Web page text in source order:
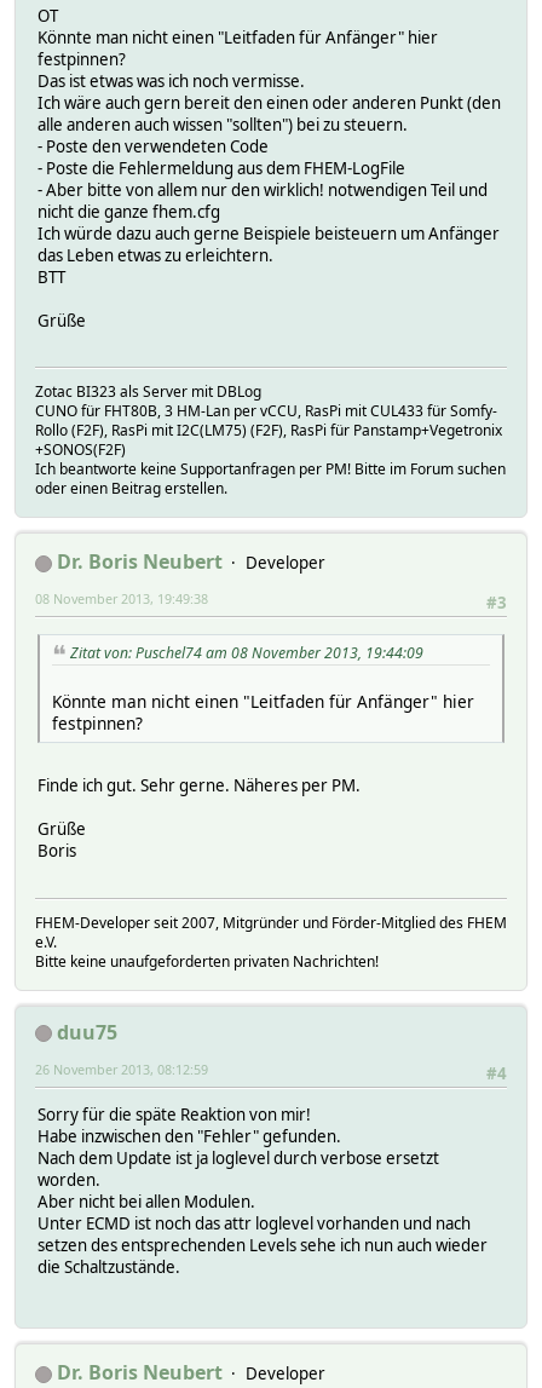
OT
Könnte man nicht einen "Leitfaden für Anfänger" hier
festpinnen?
Das ist etwas was ich noch vermisse.
Ich wäre auch gern bereit den einen oder anderen Punkt (den
alle anderen auch wissen "sollten") bei zu steuern.
- Poste den verwendeten Code
- Poste die Fehlermeldung aus dem FHEM-LogFile
- Aber bitte von allem nur den wirklich! notwendigen Teil und
nicht die ganze fhem.cfg
Ich würde dazu auch gerne Beispiele beisteuern um Anfänger
das Leben etwas zu erleichtern.
BTT
Grüße
Zotac BI323 als Server mit DBLog
CUNO für FHT80B, 3 HM-Lan per vCCU, RasPi mit CUL433 für Somfy-
Rollo (F2F), RasPi mit I2C(LM75) (F2F), RasPi für Panstamp+Vegetronix
+SONOS(F2F)
Ich beantworte keine Supportanfragen per PM! Bitte im Forum suchen
oder einen Beitrag erstellen.
Dr. Boris Neubert
Developer
#3
08 November 2013, 19:49:38
Zitat von: Puschel74 am 08 November 2013, 19:44:09
Könnte man nicht einen "Leitfaden für Anfänger" hier
festpinnen?
Finde ich gut. Sehr gerne. Näheres per PM.
Grüße
Boris
FHEM-Developer seit 2007, Mitgründer und Förder-Mitglied des FHEM
e.V.
Bitte keine unaufgeforderten privaten Nachrichten!
duu75
#4
26 November 2013, 08:12:59
Sorry für die späte Reaktion von mir!
Habe inzwischen den "Fehler" gefunden.
Nach dem Update ist ja loglevel durch verbose ersetzt
worden.
Aber nicht bei allen Modulen.
Unter ECMD ist noch das attr loglevel vorhanden und nach
setzen des entsprechenden Levels sehe ich nun auch wieder
die Schaltzustände.
Dr. Boris Neubert
Developer